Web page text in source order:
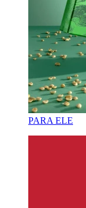
PARA ELE